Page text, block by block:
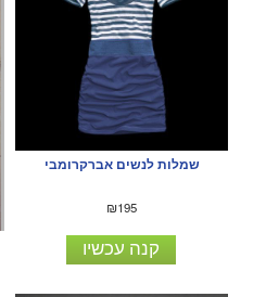
שמלות לנשים אברקרומבי
₪195
קנה עכשיו